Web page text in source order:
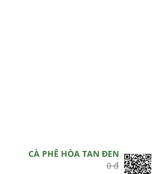
CÀ PHÊ HÒA TAN ĐEN
0 đ